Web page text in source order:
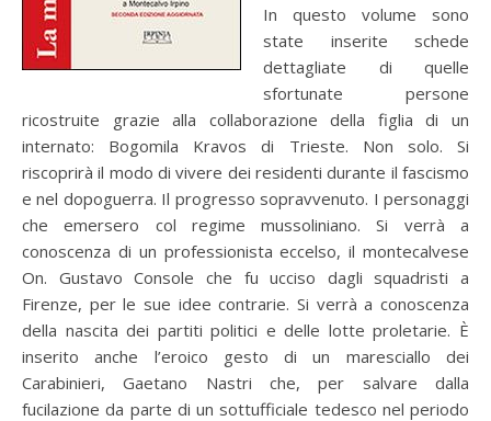
In questo volume sono
state inserite schede
dettagliate di quelle
sfortunate persone
ricostruite grazie alla collaborazione della figlia di un
internato: Bogomila Kravos di Trieste. Non solo. Si
riscoprirà il modo di vivere dei residenti durante il fascismo
e nel dopoguerra. Il progresso sopravvenuto. I personaggi
che emersero col regime mussoliniano. Si verrà a
conoscenza di un professionista eccelso, il montecalvese
On. Gustavo Console che fu ucciso dagli squadristi a
Firenze, per le sue idee contrarie. Si verrà a conoscenza
della nascita dei partiti politici e delle lotte proletarie. È
inserito anche l’eroico gesto di un maresciallo dei
Carabinieri, Gaetano Nastri che, per salvare dalla
fucilazione da parte di un sottufficiale tedesco nel periodo